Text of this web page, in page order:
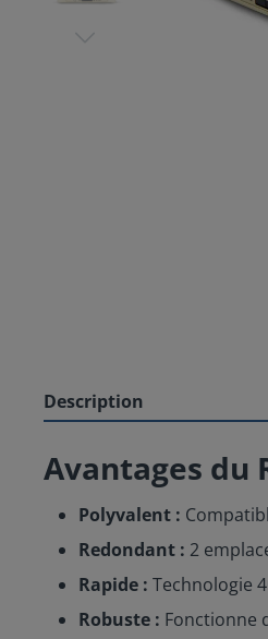
Description
Avantages du
Polyvalent :
Redondant : 2
Rapide : Technologie
Robuste : Fonctionne